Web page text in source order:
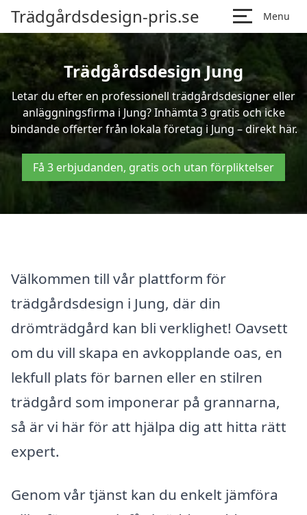
Trädgårdsdesign-pris.se Menu
Trädgårdsdesign Jung
Letar du efter en professionell trädgårdsdesigner eller
anläggningsfirma i Jung? Inhämta 3 gratis och icke
bindande offerter från lokala företag i Jung – direkt här.
Få 3 erbjudanden, gratis och utan förpliktelser
Välkommen till vår plattform för
trädgårdsdesign i Jung, där din
drömträdgård kan bli verklighet! Oavsett
om du vill skapa en avkopplande oas, en
lekfull plats för barnen eller en stilren
trädgård som imponerar på grannarna,
så är vi här för att hjälpa dig att hitta rätt
expert.
Genom vår tjänst kan du enkelt jämföra